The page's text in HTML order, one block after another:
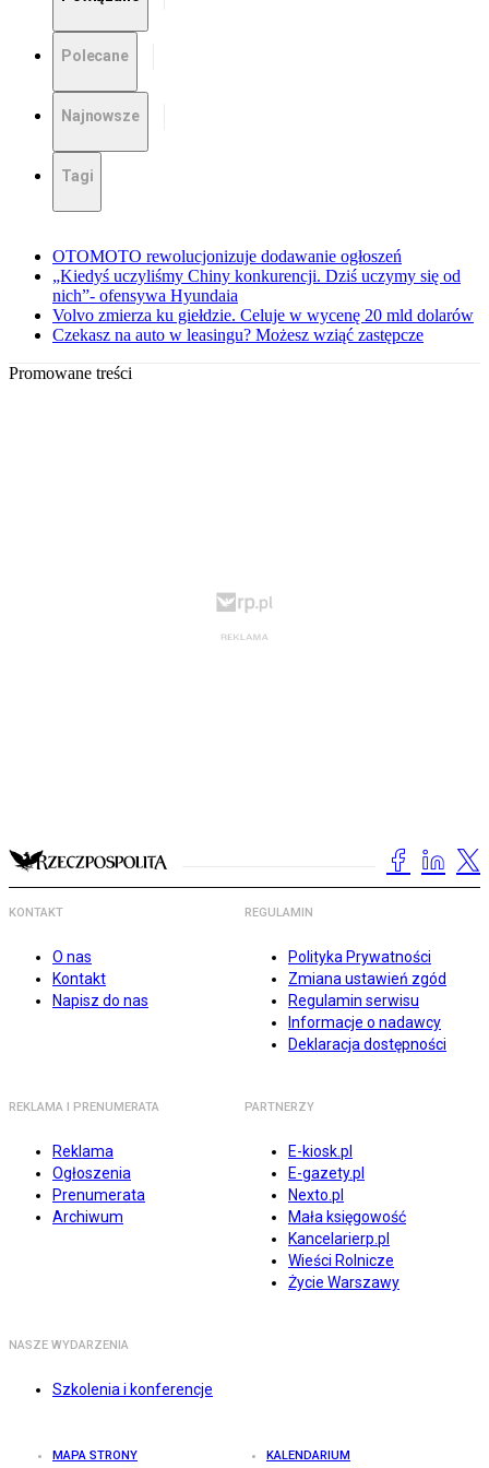
Polecane
Najnowsze
Tagi
OTOMOTO rewolucjonizuje dodawanie ogłoszeń
„Kiedyś uczyliśmy Chiny konkurencji. Dziś uczymy się od
nich”- ofensywa Hyundaia
Volvo zmierza ku giełdzie. Celuje w wycenę 20 mld dolarów
Czekasz na auto w leasingu? Możesz wziąć zastępcze
Promowane treści
KONTAKT
O nas
Kontakt
Napisz do nas
REGULAMIN
Polityka Prywatności
Zmiana ustawień zgód
Regulamin serwisu
Informacje o nadawcy
Deklaracja dostępności
REKLAMA I PRENUMERATA
Reklama
Ogłoszenia
Prenumerata
Archiwum
PARTNERZY
E-kiosk.pl
E-gazety.pl
Nexto.pl
Mała księgowość
Kancelarierp.pl
Wieści Rolnicze
Życie Warszawy
NASZE WYDARZENIA
Szkolenia i konferencje
MAPA STRONY KALENDARIUM